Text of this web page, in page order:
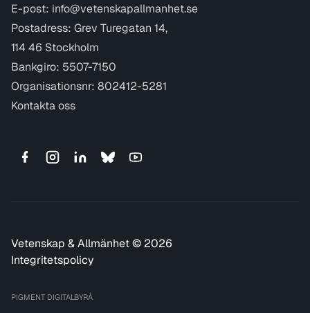
E-post: info@vetenskapallmanhet.se
Postadress: Grev Turegatan 14,
114 46 Stockholm
Bankgiro: 5507-7150
Organisationsnr: 802412-5281
Kontakta oss
Vetenskap & Allmänhet © 2026
Integritetspolicy
PIGMENT DIGITALBYRÅ